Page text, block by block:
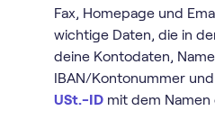
Fax, Homepage und
wichtige Daten, die in
deine Kontodaten,
IBAN/Kontonummer
USt.-ID mit dem